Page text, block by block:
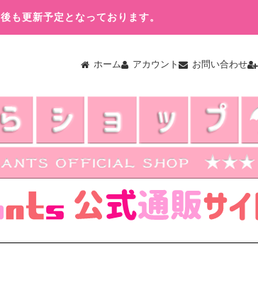
も更新予定となっております。
ホーム アカウント お問い合わせ